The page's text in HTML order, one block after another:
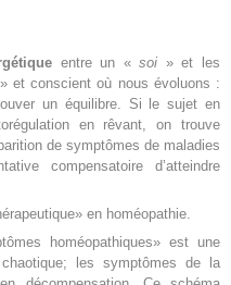
entre un «soi » et les
et conscient où nous évoluons :
un équilibre. Si le sujet en
en rêvant, on trouve
de symptômes de maladies
compensatoire d’atteindre
en homéopathie.
homéopathiques» est une
les symptômes de la